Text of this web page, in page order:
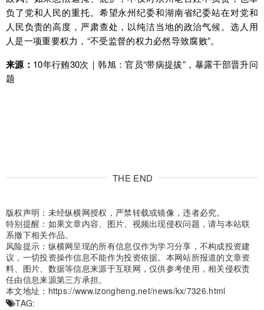
负了党和人民的重托。希望永州纪委和湖南省纪委站在对党和
人民负责的高度，严肃查处，以纯洁当地的政治气候。选人用
人是一项重要权力，“不受监督的权力必然导致腐败”。
来源： 10年行贿30次｜韩旭：官员“带病提拔”，暴露干部晋升问
题
THE END
版权声明：未经纵横网授权，严禁转载或镜像，违者必究。
特别提醒：如果文章内容、图片、视频出现侵权问题，请与本站联
系撤下相关作品。
风险提示：纵横网呈现的所有信息仅作为学习分享，不构成投资建
议，一切投资操作信息不能作为投资依据。本网站所报道的文章资
料、图片、数据等信息来源于互联网，仅供参考使用，相关侵权责
任由信息来源第三方承担。
本文地址： https://www.izongheng.net/news/kx/7326.html
TAG: